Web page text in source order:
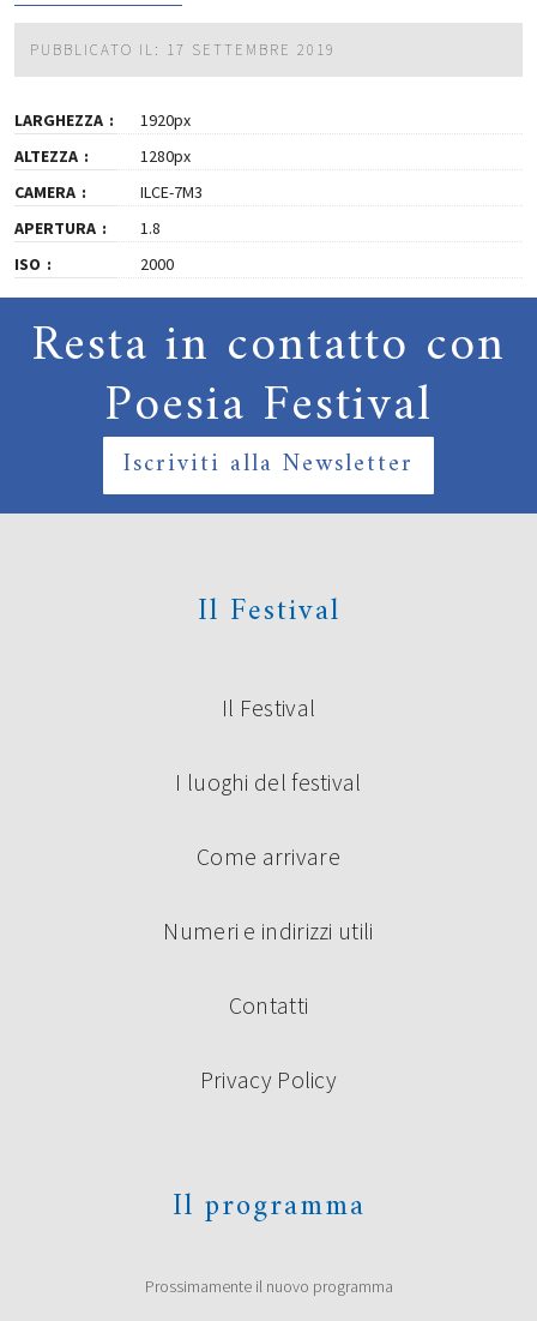
PUBBLICATO IL: 17 SETTEMBRE 2019
LARGHEZZA
1920px
ALTEZZA
1280px
CAMERA
ILCE-7M3
APERTURA
1.8
ISO
2000
Resta in contatto con
Poesia Festival
Iscriviti alla Newsletter
Il Festival
Il Festival
I luoghi del festival
Come arrivare
Numeri e indirizzi utili
Contatti
Privacy Policy
Il programma
Prossimamente il nuovo programma